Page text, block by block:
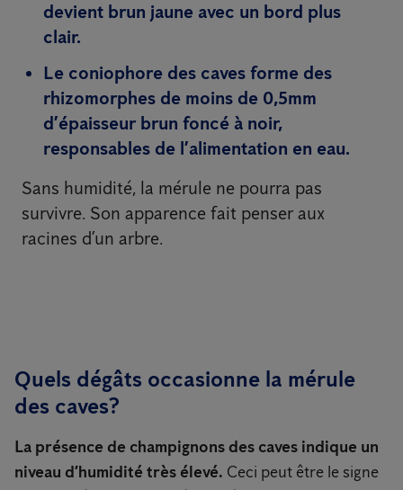
devient brun jaune avec un bord plus
clair.
Le coniophore des caves forme des
rhizomorphes de moins de 0,5mm
d’épaisseur brun foncé à noir,
responsables de l’alimentation en eau.
Sans humidité, la mérule ne pourra pas
survivre. Son apparence fait penser aux
racines d’un arbre.
Quels dégâts occasionne la mérule
des caves?
La présence de champignons des caves indique un
niveau d’humidité très élevé. Ceci peut être le signe